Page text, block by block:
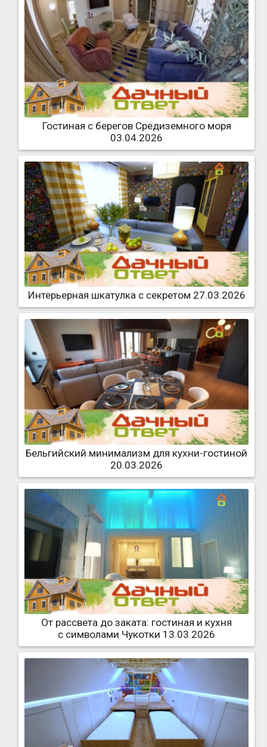
Гостиная с берегов Средиземного моря
03.04.2026
Интерьерная шкатулка с секретом 27.03.2026
Бельгийский минимализм для кухни-гостиной
20.03.2026
От рассвета до заката: гостиная и кухня
с символами Чукотки 13.03.2026